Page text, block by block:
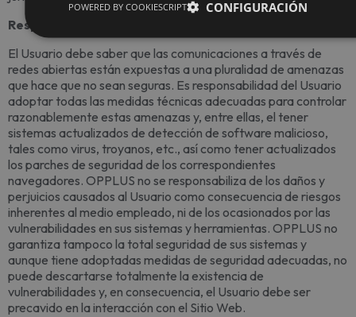
Responsabilidad de OPPLUS
El Usuario debe saber que las comunicaciones a través de
redes abiertas están expuestas a una pluralidad de amenazas
que hace que no sean seguras. Es responsabilidad del Usuario
adoptar todas las medidas técnicas adecuadas para controlar
razonablemente estas amenazas y, entre ellas, el tener
sistemas actualizados de detección de software malicioso,
tales como virus, troyanos, etc., así como tener actualizados
los parches de seguridad de los correspondientes
navegadores. OPPLUS no se responsabiliza de los daños y
perjuicios causados al Usuario como consecuencia de riesgos
inherentes al medio empleado, ni de los ocasionados por las
vulnerabilidades en sus sistemas y herramientas. OPPLUS no
garantiza tampoco la total seguridad de sus sistemas y
aunque tiene adoptadas medidas de seguridad adecuadas, no
puede descartarse totalmente la existencia de
vulnerabilidades y, en consecuencia, el Usuario debe ser
precavido en la interacción con el Sitio Web.
CONFIGURACIÓN
POWERED BY COOKIESCRIPT